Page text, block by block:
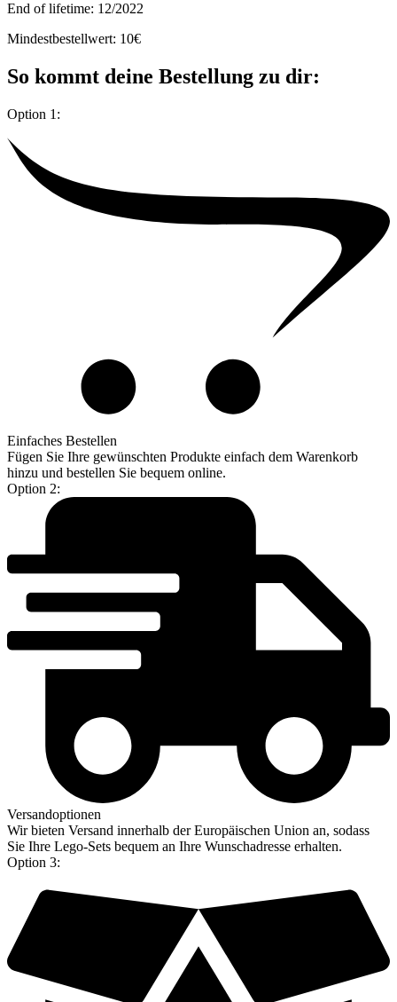
End of lifetime: 12/2022
Mindestbestellwert: 10€
So kommt deine Bestellung zu dir:
Option 1:
Einfaches Bestellen
Fügen Sie Ihre gewünschten Produkte einfach dem Warenkorb
hinzu und bestellen Sie bequem online.
Option 2:
Versandoptionen
Wir bieten Versand innerhalb der Europäischen Union an, sodass
Sie Ihre Lego-Sets bequem an Ihre Wunschadresse erhalten.
Option 3: